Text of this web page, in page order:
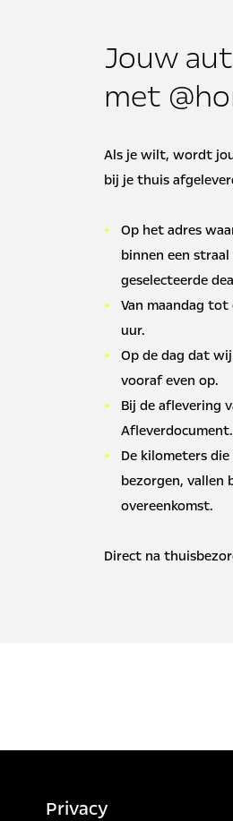
Jouw
met
Als je wilt, wordt
bij je thuis
Op het adres
binnen een
geselecteerde
Van maandag
uur.
Op de dag dat
vooraf even op.
Bij de aflevering
Afleverdocument.
De kilometers
bezorgen, vallen
overeenkomst.
Direct na
Privacy